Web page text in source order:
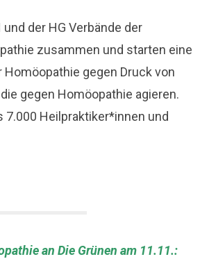
der HG Verbände der
zusammen und starten eine
gegen Druck von
gegen Homöopathie agieren.
Heilpraktiker*innen und
an Die Grünen am 11.11.: